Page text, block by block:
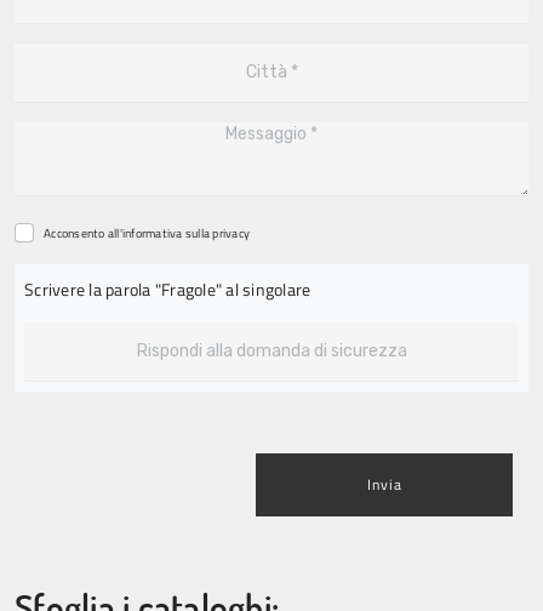
Acconsento all'informativa sullaprivacy
Scrivere la parola "Fragole" al singolare
Invia